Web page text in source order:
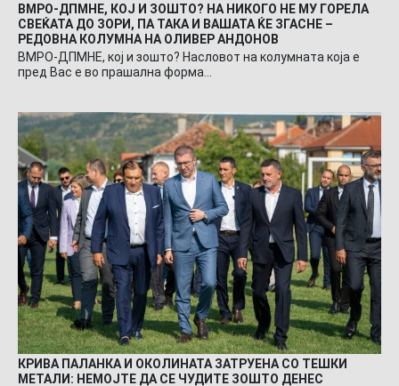
ВМРО-ДПМНЕ, КОЈ И ЗОШТО? НА НИКОГО НЕ МУ ГОРЕЛА
СВЕЌАТА ДО ЗОРИ, ПА ТАКА И ВАШАТА ЌЕ ЗГАСНЕ –
РЕДОВНА КОЛУМНА НА ОЛИВЕР АНДОНОВ
ВМРО-ДПМНЕ, кој и зошто? Насловот на колумната која е
пред Вас е во прашална форма…
КРИВА ПАЛАНКА И ОКОЛИНАТА ЗАТРУЕНА СО ТЕШКИ
МЕТАЛИ: НЕМОЈТЕ ДА СЕ ЧУДИТЕ ЗОШТО ДЕНЕС